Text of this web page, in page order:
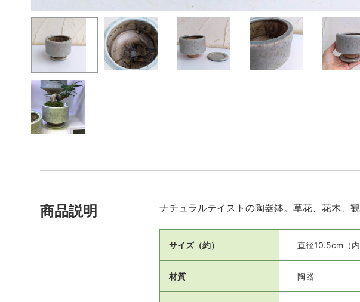
商品説明 ナチュラルテイストの陶器鉢。草花、花木、
サイズ（約） 直径10.5cm（
材質 陶器